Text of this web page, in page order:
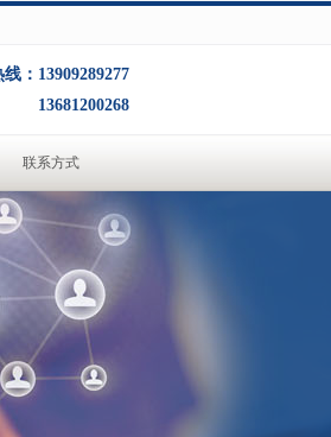
：13909289277
13681200268
联系方式